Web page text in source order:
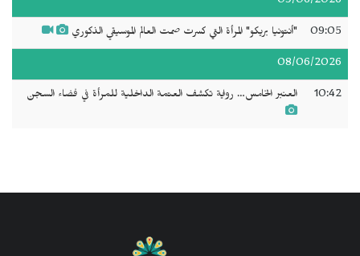
09:05 "أنتونيا بريكو" المرأة التي كسرت صمت العالم الموسيقي الذكوري
08/06/2026
10:42 العنبر الخامس… رواية تكشف العتمة الداخلية للمرأة في فضاء السجن